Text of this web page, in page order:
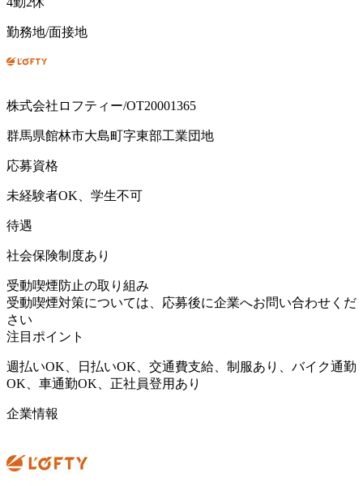
勤務地/面接地
株式会社ロフティー/OT20001365
群馬県館林市大島町字東部工業団地
応募資格
未経験者OK、学生不可
待遇
社会保険制度あり
受動喫煙防止の取り組み
受動喫煙対策については、応募後に企業へお問い合わせくだ
さい
注目ポイント
週払いOK、日払いOK、交通費支給、制服あり、バイク通勤
OK、車通勤OK、正社員登用あり
企業情報